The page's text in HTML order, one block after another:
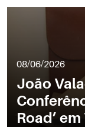
08/06/2026
João
Road’